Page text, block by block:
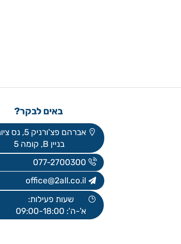
באים לבקר?
אברהם פצ'ורניק 5, נס ציונה
בניין B, קומה 5
077-2700300
office@2all.co.il
שעות פעילות: